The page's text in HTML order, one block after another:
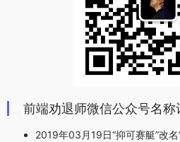
前端劝退师微信公众号名称
2019年03月19日“抑可赛艇”改名